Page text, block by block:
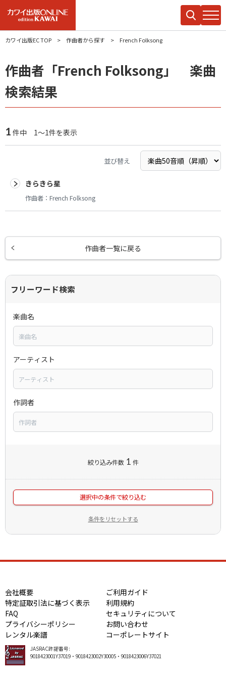
カワイ出版EC TOP 作曲者から探す French Folksong
作曲者「French Folksong」 楽曲
検索結果
1 件中 1～1件を表示
並び替え
きらきら星
作曲者： French Folksong
作曲者一覧に戻る
フリーワード検索
楽曲名
アーティスト
作詞者
絞り込み件数 1 件
選択中の条件で絞り込む
条件をリセットする
会社概要
ご利用ガイド
特定証取引法に基づく表示
利用規約
FAQ
セキュリティについて
プライバシーポリシー
お問い合わせ
レンタル楽譜
コーポレートサイト
JASRAC許諾番号:
9018423001Y37019・9018423002Y30005・9018423006Y37021